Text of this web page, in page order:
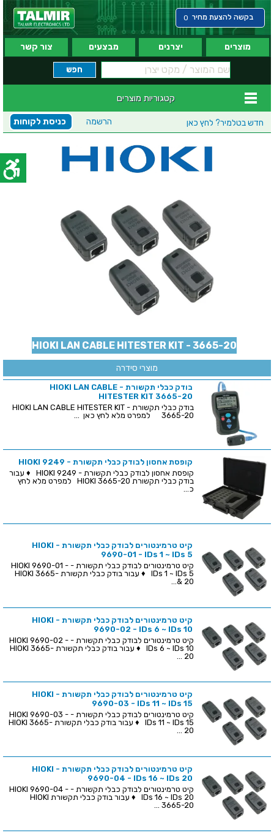
בקשה להצעת מחיר 0
מוצרים יצרנים מבצעים צור קשר
קטגוריות מוצרים
חדש בטלמיר? לחץ כאן כניסת לקוחות הרשמה
HIOKI LAN CABLE HITESTER KIT - 3665-20
מוצרי סידרה
בודק כבלי תקשורת - HIOKI LAN CABLE
HITESTER KIT 3665-20
בודק כבלי תקשורת - HIOKI LAN CABLE HITESTER KIT
3665-20 למפרט מלא לחץ כאן ...
קופסת אחסון לבודק כבלי תקשורת - HIOKI 9249
קופסת אחסון לבודק כבלי תקשורת - HIOKI 9249 ♦ עבור
בודק כבלי תקשורת HIOKI 3665-20 למפרט מלא לחץ
כ...
קיט טרמינטורים לבודק כבלי תקשורת - HIOKI
9690-01 - IDs 1 ~ IDs 5
קיט טרמינטורים לבודק כבלי תקשורת - HIOKI 9690-01 -
IDs 1 ~ IDs 5 ♦ עבור בודק כבלי תקשורת HIOKI 3665-
20 &...
קיט טרמינטורים לבודק כבלי תקשורת - HIOKI
9690-02 - IDs 6 ~ IDs 10
קיט טרמינטורים לבודק כבלי תקשורת - HIOKI 9690-02 -
IDs 6 ~ IDs 10 ♦ עבור בודק כבלי תקשורת HIOKI 3665-
20 ...
קיט טרמינטורים לבודק כבלי תקשורת - HIOKI
9690-03 - IDs 11 ~ IDs 15
קיט טרמינטורים לבודק כבלי תקשורת - HIOKI 9690-03 -
IDs 11 ~ IDs 15 ♦ עבור בודק כבלי תקשורת HIOKI 3665-
20 ...
קיט טרמינטורים לבודק כבלי תקשורת - HIOKI
9690-04 - IDs 16 ~ IDs 20
קיט טרמינטורים לבודק כבלי תקשורת - HIOKI 9690-04 -
IDs 16 ~ IDs 20 ♦ עבור בודק כבלי תקשורת HIOKI
3665-20 ...